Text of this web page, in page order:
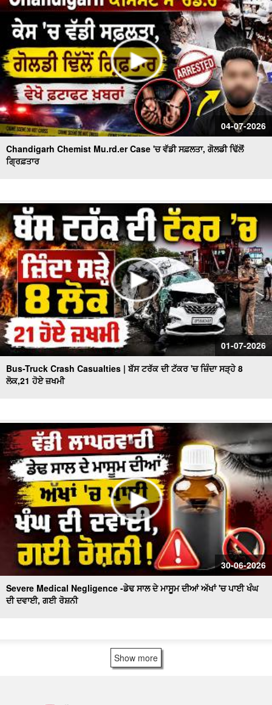
04-07-2026
Chandigarh Chemist Mu.rd.er Case 'ਚ ਵੱਡੀ ਸਫ਼ਲਤਾ, ਗੋਲਡੀ ਢਿੱਲੋਂ
ਗ੍ਰਿਫ਼ਤਾਰ
01-07-2026
Bus-Truck Crash Casualties | ਬੱਸ ਟਰੱਕ ਦੀ ਟੱਕਰ 'ਚ ਜ਼ਿੰਦਾ ਸੜ੍ਹੇ 8
ਲੋਕ,21 ਹੋਏ ਜ਼ਖਮੀ
30-06-2026
Severe Medical Negligence -ਡੇਢ ਸਾਲ ਦੇ ਮਾਸੂਮ ਦੀਆਂ ਅੱਖਾਂ 'ਚ ਪਾਈ ਖੰਘ
ਦੀ ਦਵਾਈ, ਗਈ ਰੋਸ਼ਨੀ
Show more